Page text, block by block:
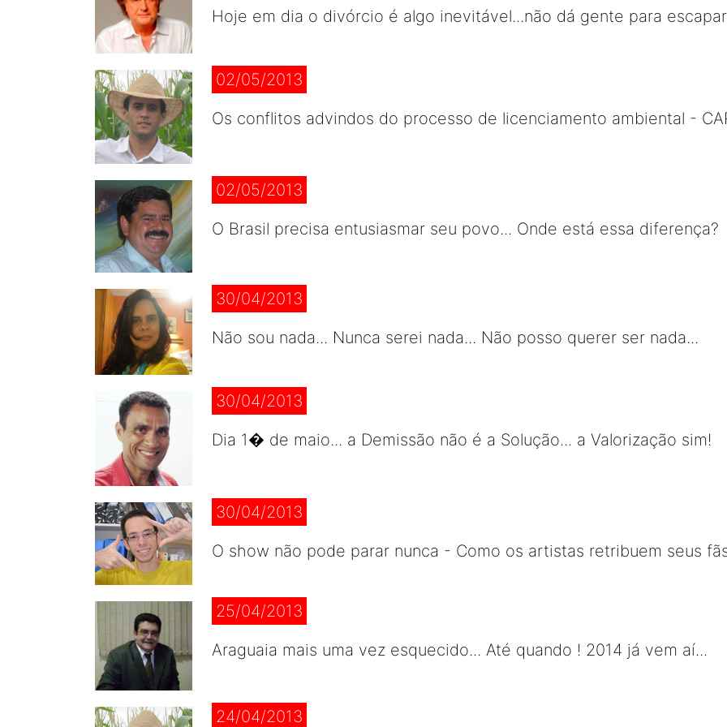
Hoje em dia o divórcio é algo inevitável...não dá gente para escapar
02/05/2013
Os conflitos advindos do processo de licenciamento ambiental -
02/05/2013
O Brasil precisa entusiasmar seu povo... Onde está essa diferença?
30/04/2013
Não sou nada... Nunca serei nada... Não posso querer ser nada...
30/04/2013
Dia 1� de maio... a Demissão não é a Solução... a Valorização sim!
30/04/2013
O show não pode parar nunca - Como os artistas retribuem seus
25/04/2013
Araguaia mais uma vez esquecido... Até quando ! 2014 já vem aí...
24/04/2013